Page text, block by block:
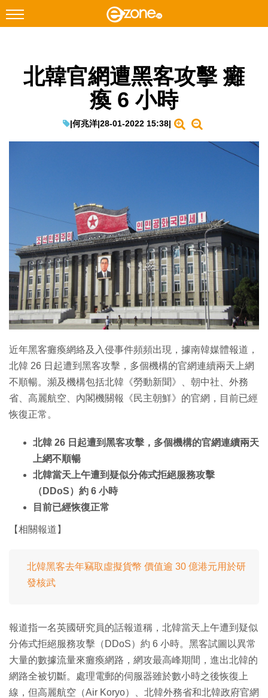
Facebook Instagram
遊戲動漫
IT Times
生成式AI與雲端應用
Enterprise Digital Transformation
特集
北韓官網遭黑客攻擊 癱
瘓 6 小時
|何兆洋|28-01-2022 15:38|
近年黑客癱瘓網絡及入侵事件頻頻出現，據南韓媒體報道，
北韓 26 日起遭到黑客攻擊，多個機構的官網連續兩天上網
不順暢。瀕及機構包括北韓《勞動新聞》、朝中社、外務
省、高麗航空、內閣機關報《民主朝鮮》的官網，目前已經
恢復正常。
北韓 26 日起遭到黑客攻擊，多個機構的官網連續兩天
上網不順暢
北韓當天上午遭到疑似分佈式拒絕服務攻擊
（DDoS）約 6 小時
目前已經恢復正常
【相關報道】
北韓黑客去年竊取虛擬貨幣 價值逾 30 億港元用於研
發核武
報道指一名英國研究員的話報道稱，北韓當天上午遭到疑似
分佈式拒絕服務攻擊（DDoS）約 6 小時。黑客試圖以異常
大量的數據流量來癱瘓網路，網攻最高峰期間，進出北韓的
網路全被切斷。處理電郵的伺服器雖於數小時之後恢復上
線，但高麗航空（Air Koryo）、北韓外務省和北韓政府官網